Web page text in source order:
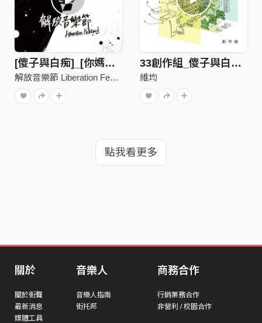
[傻子與白痴]_[你媽沒有告訴你的事]_30秒試聽 1
解放音樂節 Liberation Festival
33創作組_傻子與白痴_smile
維均
點我看更多
關於
關於街聲
最新消息
媒體工具
音樂人
音樂人指南
街托邦
商務合作
行銷業務合作
非營利 / 校園合作